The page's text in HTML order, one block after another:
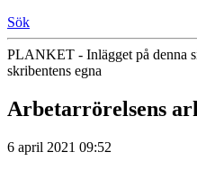
Sök
PLANKET - Inlägget på denna
skribentens egna
Arbetarrörelsens
6 april 2021 09:52